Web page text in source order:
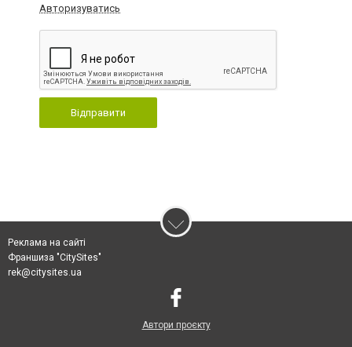
Авторизуватись
Відправити
Реклама на сайті
Франшиза "CitySites"
rek@citysites.ua
Автори проєкту